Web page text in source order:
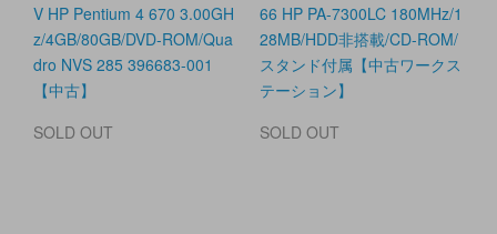
V HP Pentium 4 670 3.00GH
z/4GB/80GB/DVD-ROM/Qua
dro NVS 285 396683-001
【中古】
SOLD OUT
66 HP PA-7300LC 180MHz/1
28MB/HDD非搭載/CD-ROM/
スタンド付属【中古ワークス
テーション】
SOLD OUT